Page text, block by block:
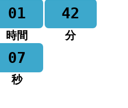
01
時間
42
分
07
秒